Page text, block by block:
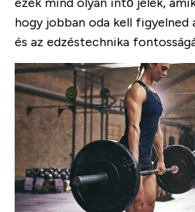
hogy jobban oda kell figyelned
és az edzéstechnika